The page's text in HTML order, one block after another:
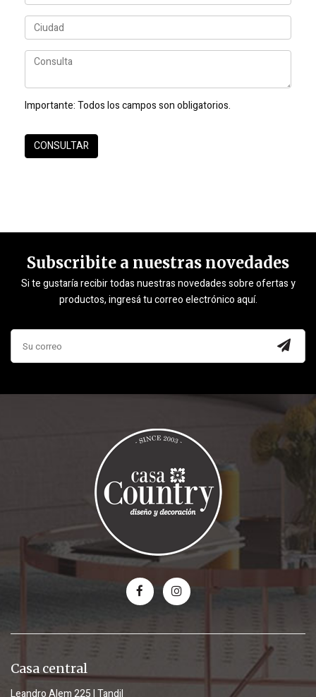
Importante:Todos los campos son obligatorios.
Subscribite a nuestras novedades
Si te gustaría recibir todas nuestras novedades sobre ofertas y
productos, ingresá tu correo electrónico aquí.
Casa central